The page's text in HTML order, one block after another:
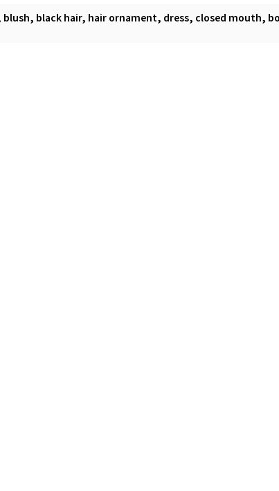
black hair, hair ornament, dress, closed mouth,